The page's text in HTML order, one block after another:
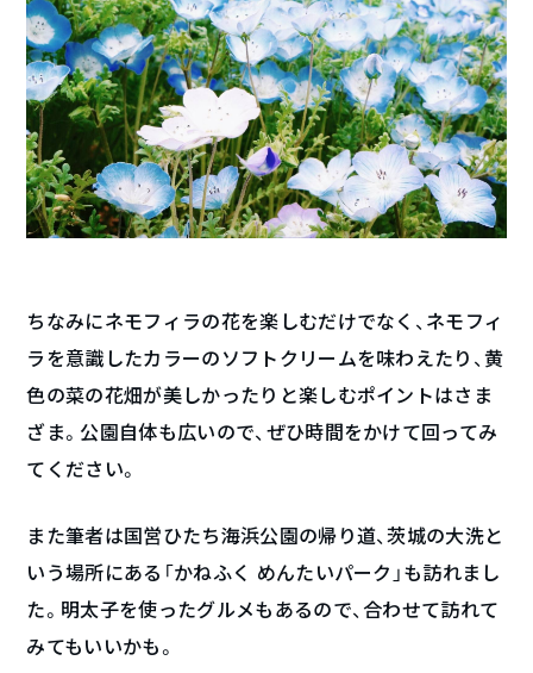
ちなみにネモフィラの花を楽しむだけでなく、ネモフィ
ラを意識したカラーのソフトクリームを味わえたり、黄
色の菜の花畑が美しかったりと楽しむポイントはさま
ざま。公園自体も広いので、ぜひ時間をかけて回ってみ
てください。
また筆者は国営ひたち海浜公園の帰り道、茨城の大洗と
いう場所にある「かねふく めんたいパーク」も訪れまし
た。明太子を使ったグルメもあるので、合わせて訪れて
みてもいいかも。